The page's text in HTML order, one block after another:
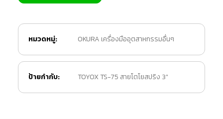
หมวดหมู่: OKURA เครื่องมืออุตสาหกรรมอื่นๆ
ป้ายกำกับ: TOYOX TS-75 สายโตโยสปริง 3"